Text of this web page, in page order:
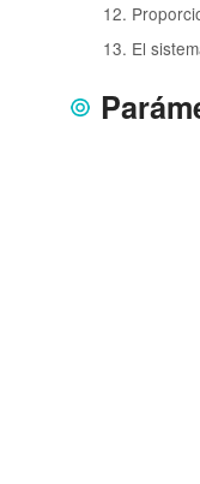
12.
13. El